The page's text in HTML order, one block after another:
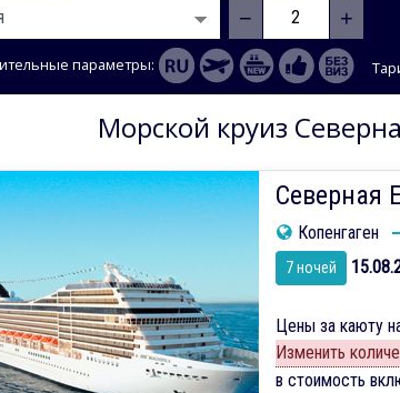
− +
параметры:
Морской круиз
Северная
Копенгаген
7 ночей
Цены за каюту
Изменить
в стоимость